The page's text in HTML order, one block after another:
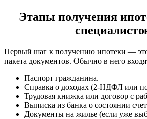
Этапы получения
Первый шаг к получению ипотеки —
пакета документов. Обычно в него
Паспорт гражданина.
Справка о доходах (2-НДФЛ или
Трудовая книжка или договор с
Выписка из банка о состоянии
Документы на жилье (если уже